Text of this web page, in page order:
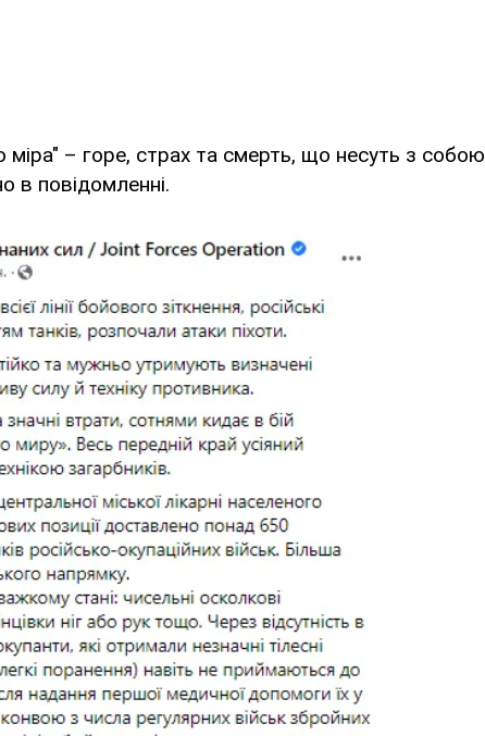
міра" – горе, страх та смерть, що несуть з собою
в повідомленні.